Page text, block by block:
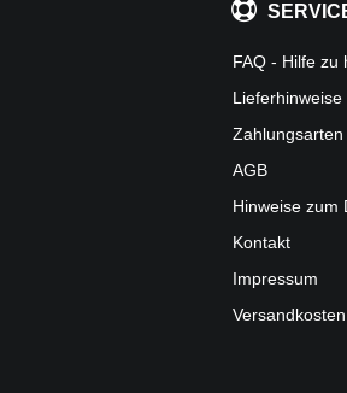
FAQ - Hilfe zu
Lieferhinweise
Zahlungsarten
AGB
Hinweise zum
Kontakt
Impressum
Versandkosten